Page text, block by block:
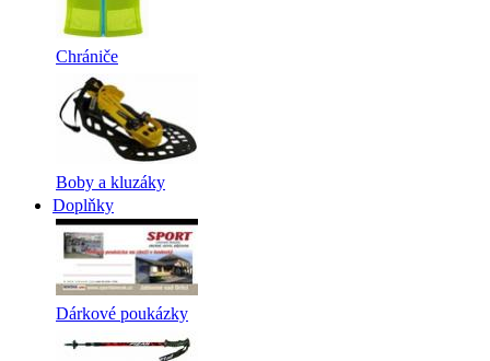
Chrániče
Boby a kluzáky
Doplňky
Dárkové poukázky